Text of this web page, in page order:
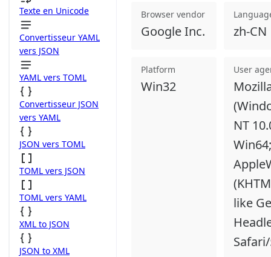
Texte en Unicode
Convertisseur YAML
vers JSON
YAML vers TOML
Convertisseur JSON
vers YAML
JSON vers TOML
TOML vers JSON
TOML vers YAML
XML to JSON
JSON to XML
Browser vendor
Google Inc. zh-CN
Platform
Win32
User
NT
like